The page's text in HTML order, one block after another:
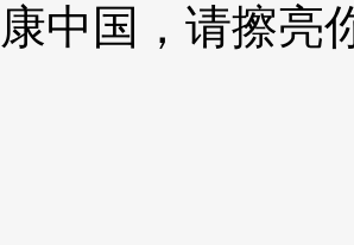
康中国，请擦亮